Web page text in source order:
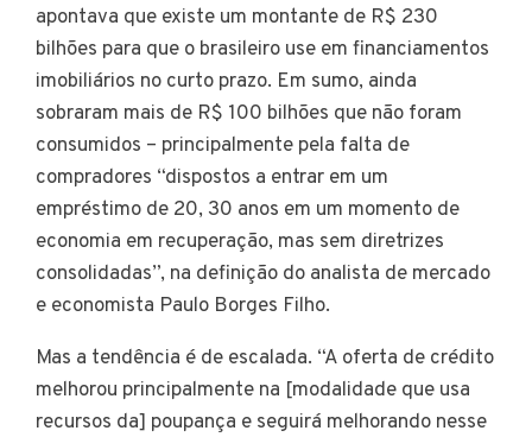
apontava que existe um montante de R$ 230
bilhões para que o brasileiro use em financiamentos
imobiliários no curto prazo. Em sumo, ainda
sobraram mais de R$ 100 bilhões que não foram
consumidos – principalmente pela falta de
compradores “dispostos a entrar em um
empréstimo de 20, 30 anos em um momento de
economia em recuperação, mas sem diretrizes
consolidadas”, na definição do analista de mercado
e economista Paulo Borges Filho.
Mas a tendência é de escalada. “A oferta de crédito
melhorou principalmente na [modalidade que usa
recursos da] poupança e seguirá melhorando nesse